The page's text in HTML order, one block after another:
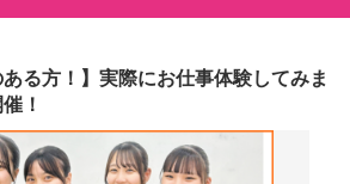
ある方！】実際にお仕事体験してみま
！